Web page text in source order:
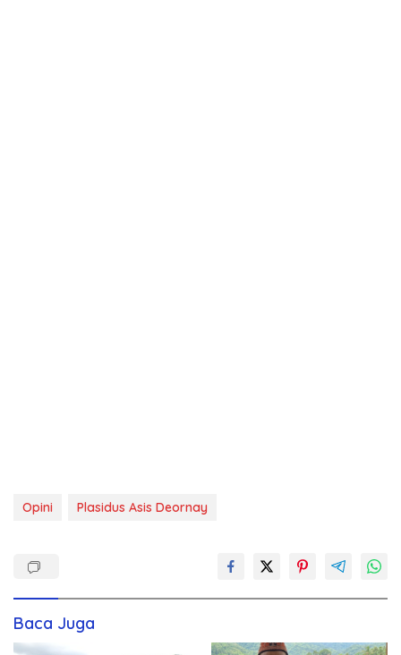
Opini Plasidus Asis Deornay
Baca Juga